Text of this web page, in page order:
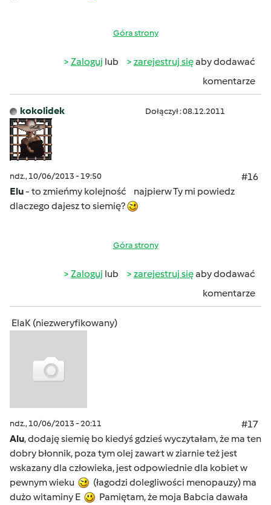
Góra strony
Zaloguj lub zarejestruj sięaby dodawać
komentarze
kokolidek Dołączył : 08.12.2011
ndz., 10/06/2013 - 19:50
#16
Elu- to zmieńmy kolejność
najpierw Ty mi powiedz
dlaczego dajesz to siemię?
Góra strony
Zaloguj lub zarejestruj sięaby dodawać
komentarze
ElaK (niezweryfikowany)
ndz., 10/06/2013 - 20:11
#17
Alu, dodaję siemię bo kiedyś gdzieś wyczytałam, że ma ten
dobry błonnik, poza tym olej zawart w ziarnie też jest
wskazany dla człowieka, jest odpowiednie dla kobiet w
pewnym wieku
(łagodzi dolegliwości menopauzy) ma
dużo witaminy E
Pamiętam, że moja Babcia dawała